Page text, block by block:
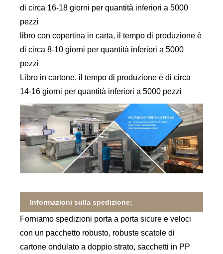
di circa 16-18 giorni per quantità inferiori a 5000
pezzi
libro con copertina in carta, il tempo di produzione è
di circa 8-10 giorni per quantità inferiori a 5000
pezzi
Libro in cartone, il tempo di produzione è di circa
14-16 giorni per quantità inferiori a 5000 pezzi
Informazioni sulla spedizione:
Forniamo spedizioni porta a porta sicure e veloci
con un pacchetto robusto, robuste scatole di
cartone ondulato a doppio strato, sacchetti in PP